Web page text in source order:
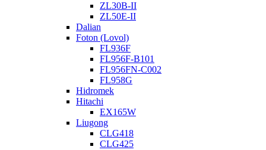
ZL30B-II
ZL50E-II
Dalian
Foton (Lovol)
FL936F
FL956F-B101
FL956FN-C002
FL958G
Hidromek
Hitachi
EX165W
Liugong
CLG418
CLG425